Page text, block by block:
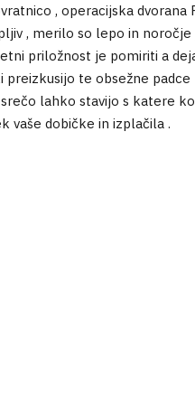
, operacijska dvorana
, merilo so lepo in
priložnost je pomiriti a
te obsežne
lahko stavijo s katere
vaše dobičke in izplačila .